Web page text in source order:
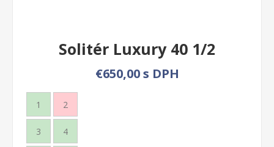
Solitér Luxury 40 1/2
€650,00 s DPH
1 2
3 4